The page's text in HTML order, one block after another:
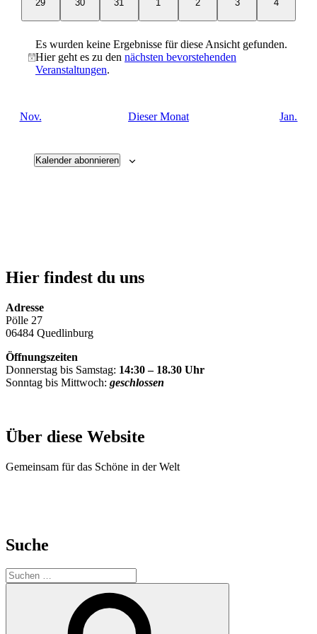
29 30 31 1 2 3 4
Hinweis
Es wurden keine Ergebnisse für diese Ansicht gefunden.
Hier geht es zu den nächsten bevorstehenden
Veranstaltungen.
Nov. Dieser Monat Jan.
Kalender abonnieren
Hier findest du uns
Adresse
Pölle 27
06484 Quedlinburg
Öffnungszeiten
Donnerstag bis Samstag: 14:30 – 18.30 Uhr
Sonntag bis Mittwoch: geschlossen
Über diese Website
Gemeinsam für das Schöne in der Welt
Suche
Suche
nach: